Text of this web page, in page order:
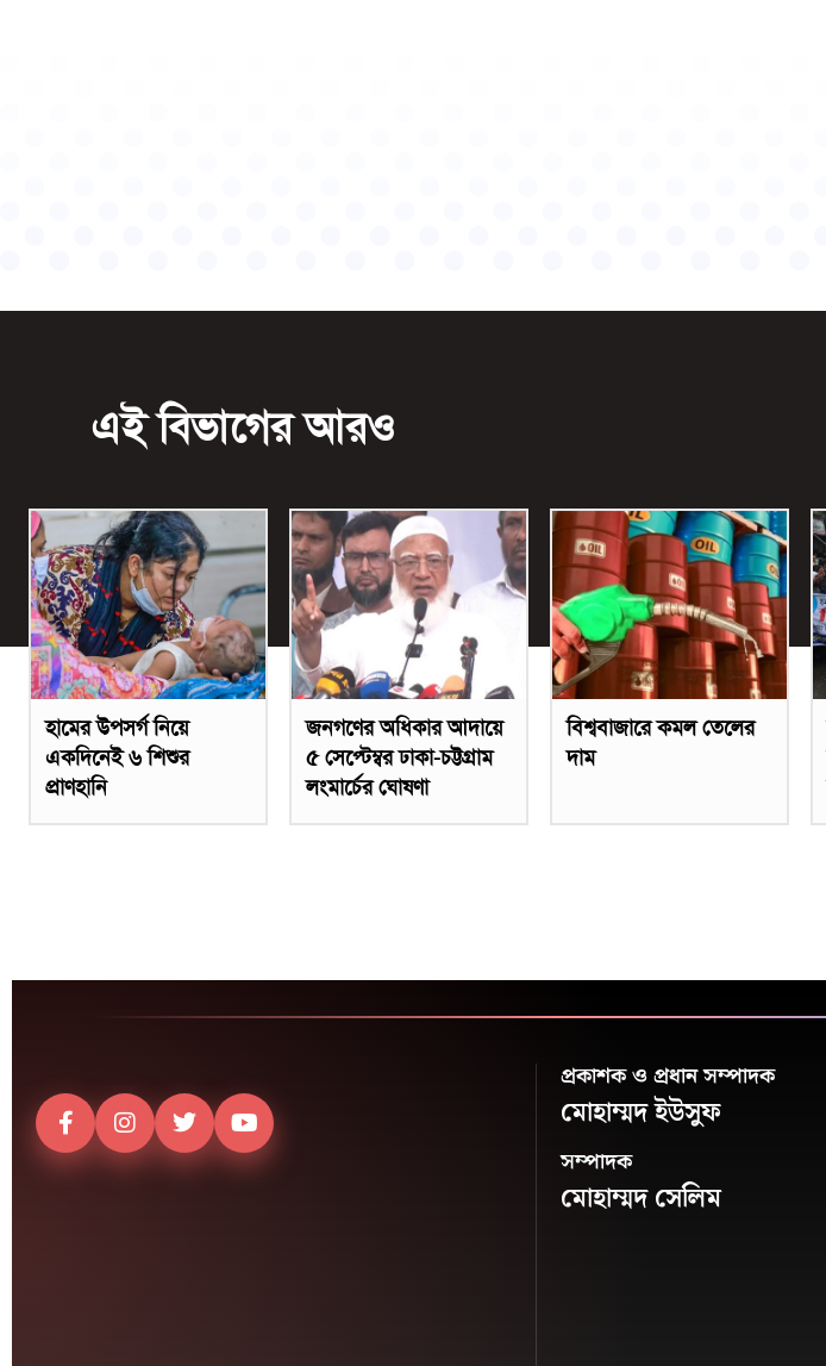
এই বিভাগের আরও
হামের উপসর্গ নিয়ে
একদিনেই ৬ শিশুর
প্রাণহানি
জনগণের অধিকার আদায়ে
৫ সেপ্টেম্বর ঢাকা-চট্টগ্রাম
লংমার্চের ঘোষণা
বিশ্ববাজারে কমল তেলের
দাম
প্রকাশক ও প্রধান সম্পাদক
মোহাম্মদ ইউসুফ
সম্পাদক
মোহাম্মদ সেলিম